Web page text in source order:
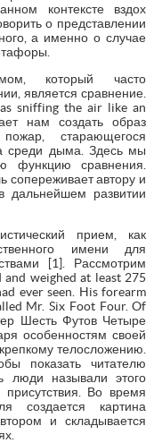
контексте вздох
о представлении
а именно о случае
который часто
является сравнение.
sniffing the air like an
нам создать образ
старающегося
среди дыма. Здесь мы
функцию сравнения.
сопереживает автору и
дальнейшем развитии
прием, как
имени для
[1]. Рассмотрим
weighed at least 275
ever seen. His forearm
Mr. Six Foot Four. Of
Шесть Футов Четыре
особенностям своей
телосложению.
показать читателю
люди называли этого
Во время
создается картина
и складывается